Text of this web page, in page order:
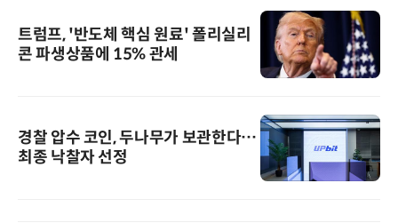
트럼프, '반도체 핵심 원료' 폴리실리
콘 파생상품에 15% 관세
경찰 압수 코인, 두나무가 보관한다…
최종 낙찰자 선정